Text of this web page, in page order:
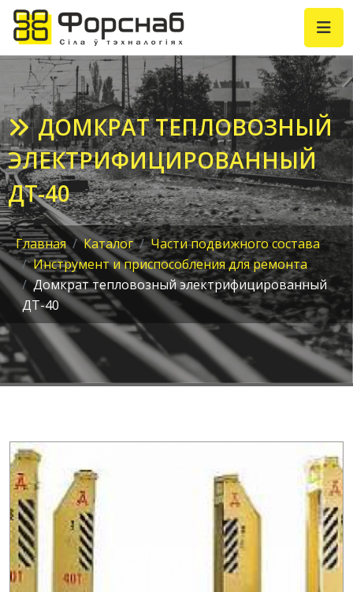
ДОМКРАТ ТЕПЛОВОЗНЫЙ
ЭЛЕКТРИФИЦИРОВАННЫЙ
ДТ-40
Главная Каталог
Части подвижного состава
Инструмент и приспособления для ремонта
Домкрат тепловозный электрифицированный
ДТ-40